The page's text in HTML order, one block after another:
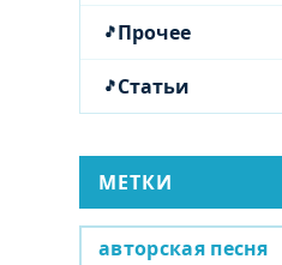
Прочее
Статьи
МЕТКИ
авторская песня